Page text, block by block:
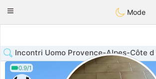
Animour
Toggle
Mode
Incontri Uomo Provence-Alpes-Côte d
0.9/1